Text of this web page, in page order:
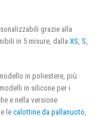
grazie alla
in 5 misure, dalla XS, S,
in poliestere, più
in silicone per i
e nella versione
le calottine da pallanuoto